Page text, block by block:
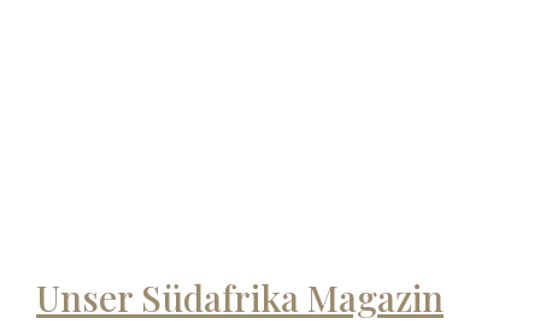
Unser Südafrika Magazin